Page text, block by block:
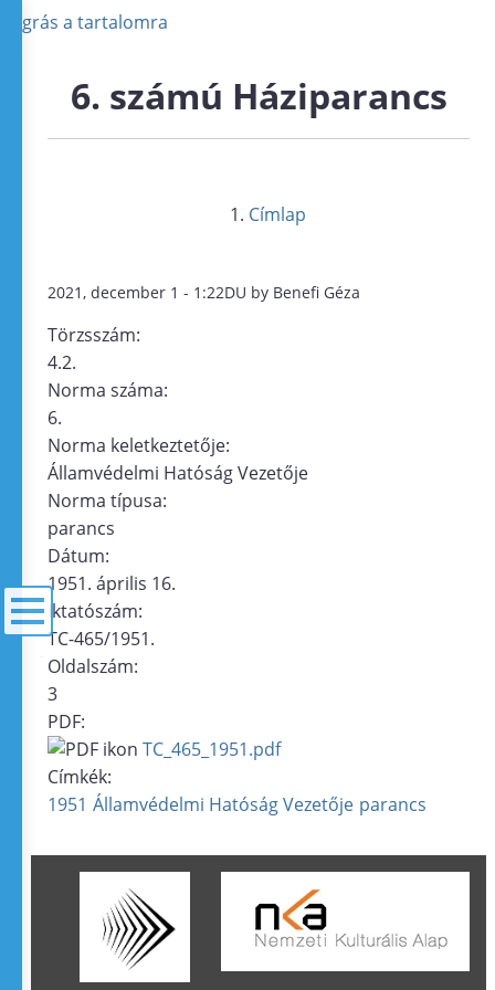
Ugrás a tartalomra
6. számú Háziparancs
Címlap
2021, december 1 - 1:22DU by Benefi Géza
Törzsszám:
4.2.
Norma száma:
6.
Norma keletkeztetője:
Államvédelmi Hatóság Vezetője
Norma típusa:
parancs
Dátum:
1951. április 16.
Iktatószám:
TC-465/1951.
Oldalszám:
3
PDF:
TC_465_1951.pdf
Címkék:
1951 Államvédelmi Hatóság Vezetője parancs